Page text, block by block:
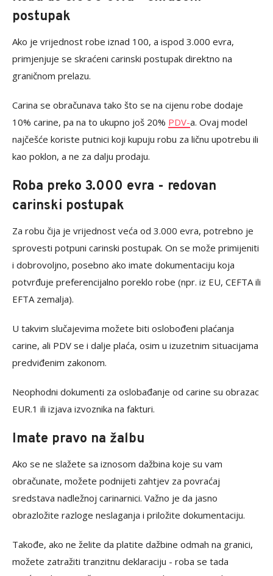
postupak
Ako je vrijednost robe iznad 100, a ispod 3.000 evra,
primjenjuje se skraćeni carinski postupak direktno na
graničnom prelazu.
Carina se obračunava tako što se na cijenu robe dodaje
10% carine, pa na to ukupno još 20% PDV-a. Ovaj model
najčešće koriste putnici koji kupuju robu za ličnu upotrebu ili
kao poklon, a ne za dalju prodaju.
Roba preko 3.000 evra - redovan
carinski postupak
Za robu čija je vrijednost veća od 3.000 evra, potrebno je
sprovesti potpuni carinski postupak. On se može primijeniti
i dobrovoljno, posebno ako imate dokumentaciju koja
potvrđuje preferencijalno poreklo robe (npr. iz EU, CEFTA ili
EFTA zemalja).
U takvim slučajevima možete biti oslobođeni plaćanja
carine, ali PDV se i dalje plaća, osim u izuzetnim situacijama
predviđenim zakonom.
Neophodni dokumenti za oslobađanje od carine su obrazac
EUR.1 ili izjava izvoznika na fakturi.
Imate pravo na žalbu
Ako se ne slažete sa iznosom dažbina koje su vam
obračunate, možete podnijeti zahtjev za povraćaj
sredstava nadležnoj carinarnici. Važno je da jasno
obrazložite razloge neslaganja i priložite dokumentaciju.
Takođe, ako ne želite da platite dažbine odmah na granici,
možete zatražiti tranzitnu deklaraciju - roba se tada